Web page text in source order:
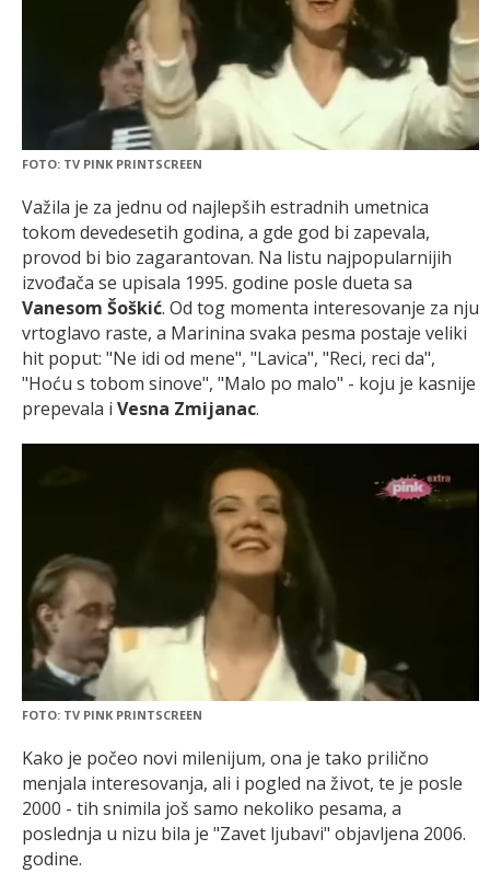
FOTO: TV PINK PRINTSCREEN
Važila je za jednu od najlepših estradnih umetnica
tokom devedesetih godina, a gde god bi zapevala,
provod bi bio zagarantovan. Na listu najpopularnijih
izvođača se upisala 1995. godine posle dueta sa
Vanesom Šoškić. Od tog momenta interesovanje za nju
vrtoglavo raste, a Marinina svaka pesma postaje veliki
hit poput: "Ne idi od mene", "Lavica", "Reci, reci da",
"Hoću s tobom sinove", "Malo po malo" - koju je kasnije
prepevala i Vesna Zmijanac.
FOTO: TV PINK PRINTSCREEN
Kako je počeo novi milenijum, ona je tako prilično
menjala interesovanja, ali i pogled na život, te je posle
2000 - tih snimila još samo nekoliko pesama, a
poslednja u nizu bila je "Zavet ljubavi" objavljena 2006.
godine.